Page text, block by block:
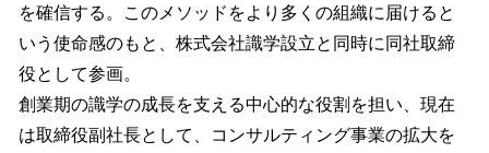
を確信する。このメソッドをより多くの組織に届けると
いう使命感のもと、株式会社識学設立と同時に同社取締
役として参画。
創業期の識学の成長を支える中心的な役割を担い、現在
は取締役副社長として、コンサルティング事業の拡大を